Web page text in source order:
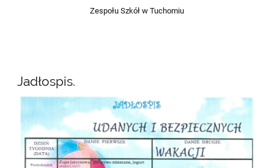
Zespołu Szkół w Tuchomiu
Jadłospis.